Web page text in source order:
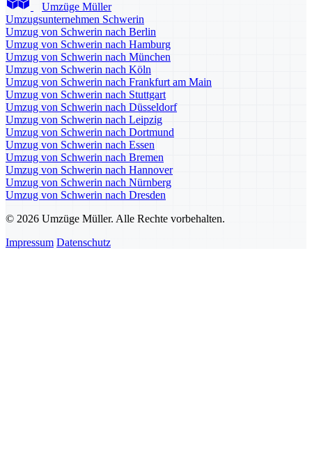
Umzüge Müller
Umzugsunternehmen Schwerin
Umzug von Schwerin nach Berlin
Umzug von Schwerin nach Hamburg
Umzug von Schwerin nach München
Umzug von Schwerin nach Köln
Umzug von Schwerin nach Frankfurt am Main
Umzug von Schwerin nach Stuttgart
Umzug von Schwerin nach Düsseldorf
Umzug von Schwerin nach Leipzig
Umzug von Schwerin nach Dortmund
Umzug von Schwerin nach Essen
Umzug von Schwerin nach Bremen
Umzug von Schwerin nach Hannover
Umzug von Schwerin nach Nürnberg
Umzug von Schwerin nach Dresden
© 2026 Umzüge Müller. Alle Rechte vorbehalten.
Impressum Datenschutz